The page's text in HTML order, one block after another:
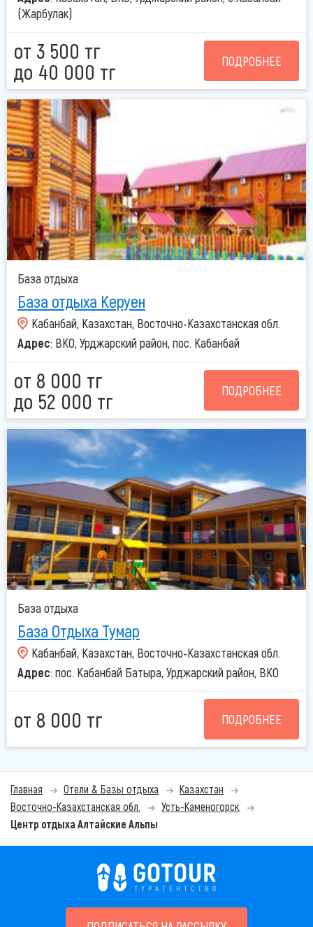
(Жарбулак)
от 3 500 тг
до 40 000 тг
ПОДРОБНЕЕ
База отдыха
База отдыха Керуен
Кабанбай, Казахстан, Восточно-Казахстанская обл.
Адрес: ВКО, Урджарский район, пос. Кабанбай
от 8 000 тг
до 52 000 тг
ПОДРОБНЕЕ
База отдыха
База Отдыха Тумар
Кабанбай, Казахстан, Восточно-Казахстанская обл.
Адрес: пос. Кабанбай Батыра, Урджарский район, ВКО
от 8 000 тг ПОДРОБНЕЕ
Главная Отели & Базы отдыха
Казахстан
Восточно-Казахстанская обл.
Усть-Каменогорск
Центр отдыха Алтайские Альпы